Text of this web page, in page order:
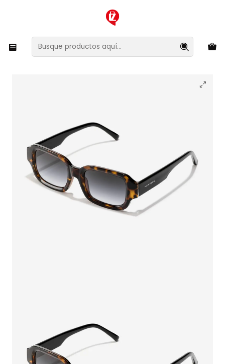
XMAS SALE ¡Compra antes de que la oferta termine!
Lentes y Accesorios Lentes de Sol
Lentes de Sol Hawkers Azure HAZU26CGT0